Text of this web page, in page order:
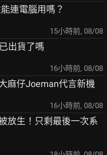
連電腦用嗎？
15小時前, 08/08
出貨了嗎
16小時前, 08/08
麻仔Joeman代言新機
16小時前, 08/08
放生！只剩最後一次系